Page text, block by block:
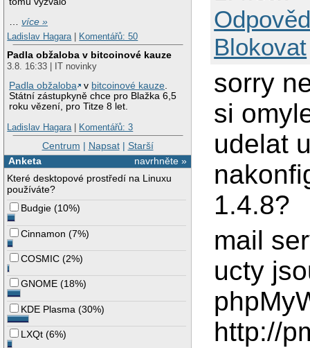
…více »
Ladislav Hagara| Komentářů: 50
Padla obžaloba v bitcoinové kauze
3.8. 16:33 | IT novinky
Padla obžaloba
v bitcoinové kauze.
Státní zástupkyně chce pro Blažka 6,5
roku vězení, pro Titze 8 let.
Ladislav Hagara| Komentářů: 3
Centrum | Napsat| Starší
navrhněte »
Anketa
Které desktopové prostředí na Linuxu
používáte?
Budgie (10%)
Cinnamon (7%)
COSMIC (2%)
GNOME (18%)
KDE Plasma (30%)
LXQt (6%)
Blokovat
sorry
si
udelat
1.4.8?
mail
ucty
http://